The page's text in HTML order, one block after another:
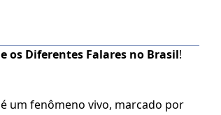
os Diferentes Falares no Brasil!
um fenômeno vivo, marcado por